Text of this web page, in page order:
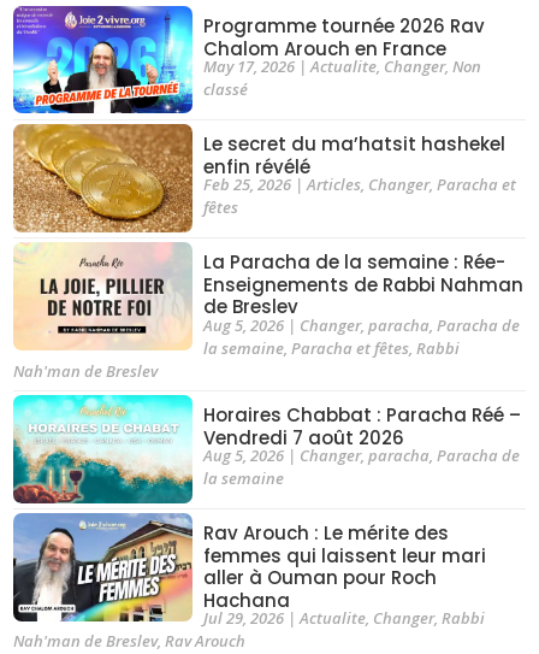
Programme tournée 2026 Rav
Chalom Arouch en France
May 17, 2026|Actualite, Changer, Non
classé
Le secret du ma’hatsit hashekel
enfin révélé
Feb 25, 2026|Articles, Changer, Paracha et
fêtes
La Paracha de la semaine : Rée-
Enseignements de Rabbi Nahman
de Breslev
Aug 5, 2026| Changer, paracha, Paracha de
la semaine, Paracha et fêtes, Rabbi
Nah'man de Breslev
Horaires Chabbat : Paracha Réé –
Vendredi 7 août 2026
Aug 5, 2026| Changer, paracha, Paracha de
la semaine
Rav Arouch : Le mérite des
femmes qui laissent leur mari
aller à Ouman pour Roch
Hachana
Jul 29, 2026|Actualite, Changer, Rabbi
Nah'man de Breslev,Rav Arouch